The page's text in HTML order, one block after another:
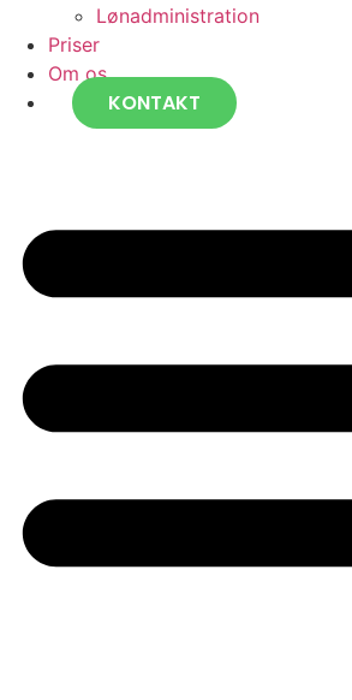
Lønadministration
Priser
Om os
KONTAKT